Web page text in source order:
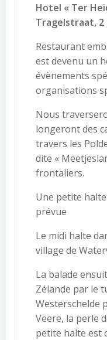
Hotel « Ter
Tragelstraat, 2
Restaurant
est devenu un
évènements
organisations
Nous
longeront des
travers les
dite «
frontaliers.
Une petite
prévue
Le midi halte
village de
La balade
Zélande par le
Westerschelde
Veere, la perle
petite halte est